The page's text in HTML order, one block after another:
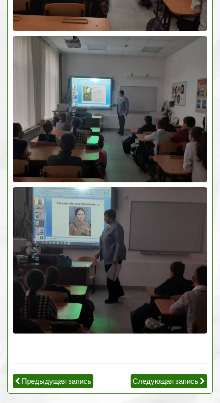
Предыдущая запись Следующая запись